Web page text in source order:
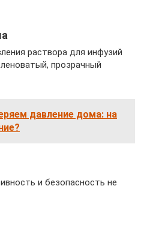
раствора для инфузий
прозрачный
давление дома: на
и безопасность не